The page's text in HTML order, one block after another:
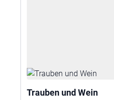
Trauben und Wein